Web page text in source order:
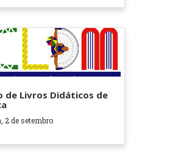
de Livros Didáticos de
de setembro